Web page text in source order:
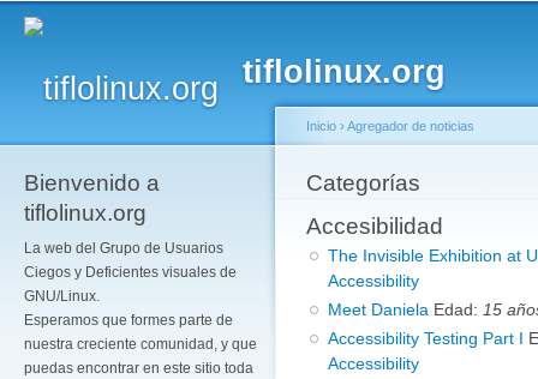
tiflolinux.org
Bienvenido a
tiflolinux.org
La web del Grupo de Usuarios
Ciegos y Deficientes visuales de
GNU/Linux.
Esperamos que formes parte de
nuestra creciente comunidad, y que
puedas encontrar en este sitio toda
Se encuentra usted
Inicio › Agregador de noticias
Categorías
Accesibilidad
The Invisible Exhibition at
Accessibility
Meet Daniela Edad:15
Accessibility Testing Part I
Accessibility